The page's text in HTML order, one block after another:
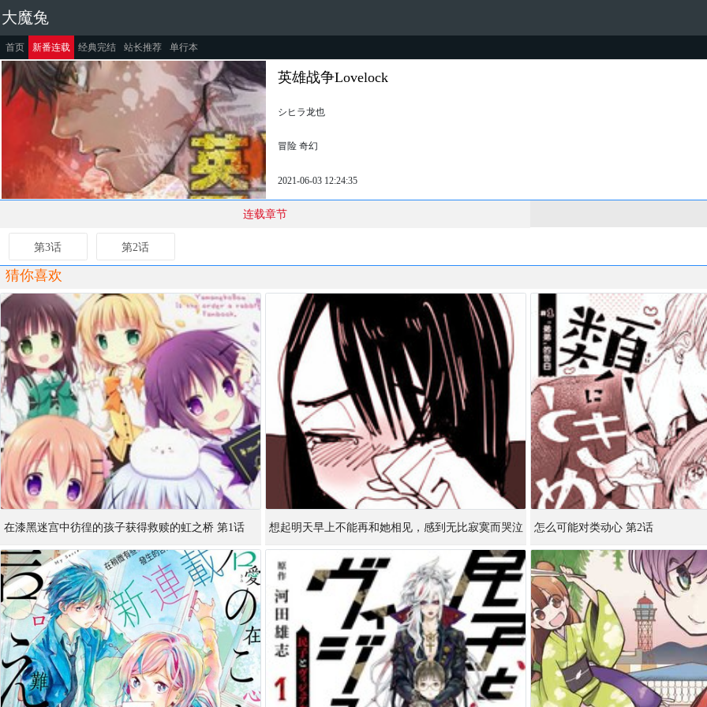
大魔兔
首页 新番连载 经典完结 站长推荐 单行本
英雄战争Lovelock
シヒラ龙也
冒险 奇幻
2021-06-03 12:24:35
连载章节
第3话 第2话
猜你喜欢
在漆黑迷宫中彷徨的孩子获得救赎的虹之桥 第1话 想起明天早上不能再和她相见，感到无比寂寞而哭泣
的女孩的故事 第1话
怎么可能对类动心 第2话